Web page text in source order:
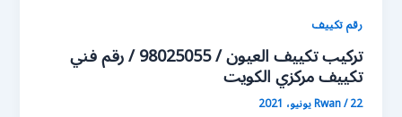
رقم تكييف
تركيب تكييف العيون / 98025055 / رقم فني
تكييف مركزي الكويت
Rwan/22 يونيو، 2021